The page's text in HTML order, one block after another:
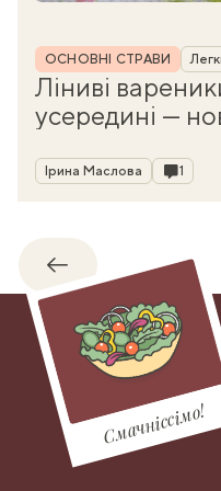
Рубрика
ОСНОВНІ СТРАВИ
Ліниві
усередині —
Автор
Ірина Маслова 1
Назад
Смачніссімо!